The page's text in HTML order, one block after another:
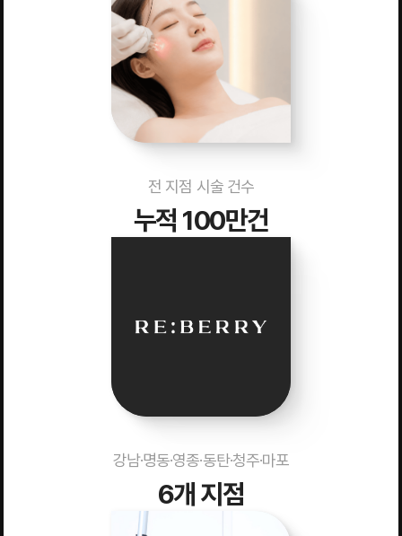
전 지점 시술 건수
누적 100만건
강남·명동·영종·동탄·청주·마포
6개 지점